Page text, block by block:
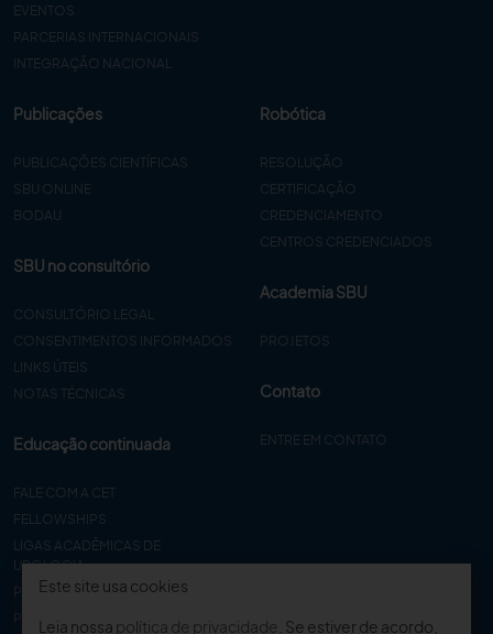
EVENTOS
PARCERIAS INTERNACIONAIS
INTEGRAÇÃO NACIONAL
Publicações
PUBLICAÇÕES CIENTÍFICAS
SBU ONLINE
BODAU
SBU no consultório
CONSULTÓRIO LEGAL
CONSENTIMENTOS INFORMADOS
LINKS ÚTEIS
NOTAS TÉCNICAS
Educação continuada
FALE COM A CET
FELLOWSHIPS
LIGAS ACADÊMICAS DE
UROLOGIA
PAPER
PROCET
Robótica
RESOLUÇÃO
CERTIFICAÇÃO
CREDENCIAMENTO
CENTROS CREDENCIADOS
Academia SBU
PROJETOS
Contato
ENTRE EM CONTATO
Este site usa cookies
Leia nossa política de privacidade . Se estiver de acordo,